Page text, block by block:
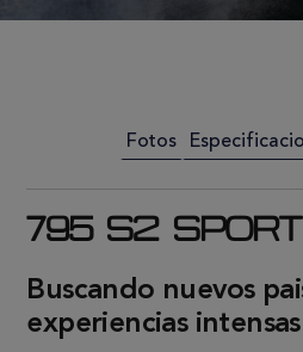
Fotos
795 S2 SPORT
Buscando nuevos
experiencias